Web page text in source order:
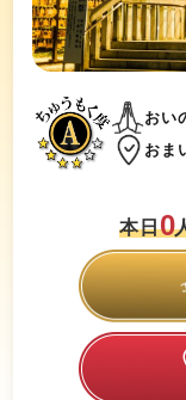
おい
おま
本日0